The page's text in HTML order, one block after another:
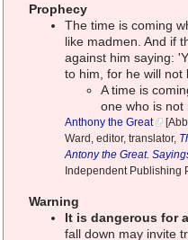
Prophecy
The time is coming
like madmen. And if
against him saying:
to him, for he will not
A time is
one who is not
Anthony the Great
Ward, editor, translator,
Antony the Great.
Independent Publishing
Warning
It is dangerous for
fall down may invite